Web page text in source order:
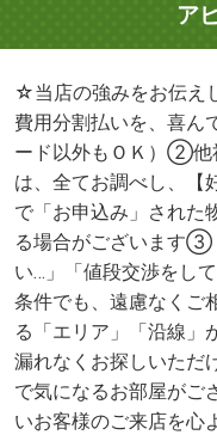
ア
☆当店の強みをお伝
費用分割払いを、喜ん
ード以外もＯＫ）②他
は、全てお調べし、【
で「お申込み」された
る場合がございます③
い…」「値段交渉をし
条件でも、遠慮なく
る「エリア」「沿線」
漏れなくお探しいただ
で気になるお部屋がご
いお客様のご来店を心